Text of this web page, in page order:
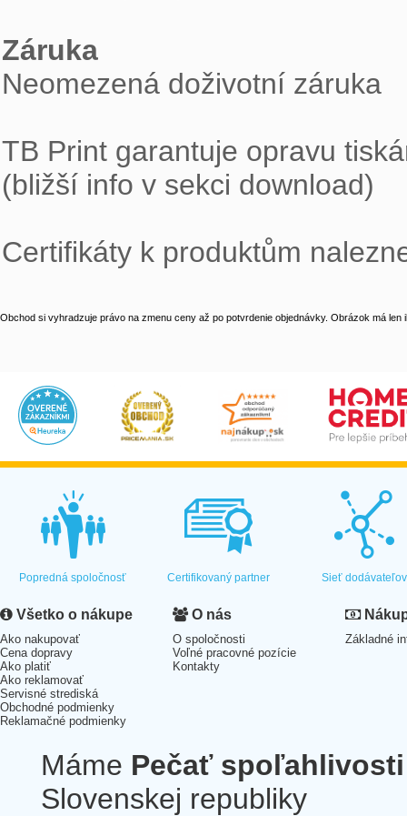
Záruka
Neomezená doživotní záruka
TB Print garantuje opravu
(bližší info v sekci download)
Certifikáty k produktům
Obchod si vyhradzuje právo na zmenu ceny až po potvrdenie objednávky. Obrázok má len
Popredná spoločnosť Certifikovaný partner Sieť dodávateľov
Všetko o nákupe
Ako nakupovať
Cena dopravy
Ako platiť
Ako reklamovať
Servisné strediská
Obchodné podmienky
Reklamačné podmienky
O nás
O spoločnosti
Voľné pracovné pozície
Kontakty
Základné
Máme Pečať spoľahlivosti
Slovenskej republiky